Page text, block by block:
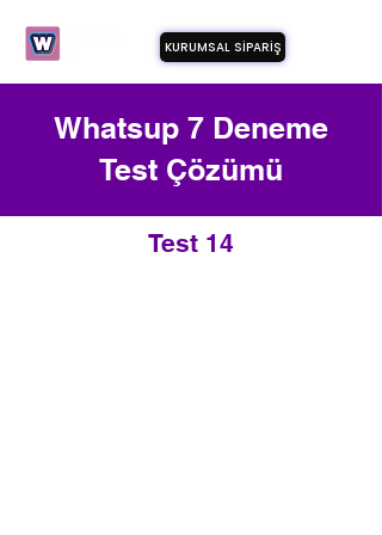
KURUMSAL SİPARİŞ
Whatsup 7 Deneme
Test Çözümü
Test 14